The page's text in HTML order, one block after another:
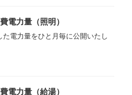
電力量（照明）
電力量をひと月毎に公開いたし
電力量（給湯）